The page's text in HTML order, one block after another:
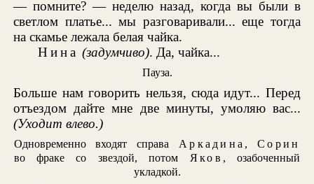
— помните? — неделю назад, когда вы были в
светлом платье... мы разговаривали... еще тогда
на скамье лежала белая чайка.
Нина (задумчиво). Да, чайка...
Пауза.
Больше нам говорить нельзя, сюда идут... Перед
отъездом дайте мне две минуты, умоляю вас...
(Уходит влево.)
Одновременно входят справаАркадина ,Сорин
во фраке со звездой, потом Яков , озабоченный
укладкой.